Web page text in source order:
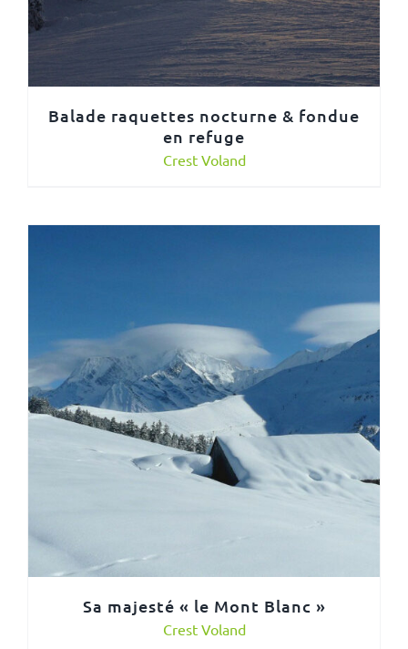
Balade raquettes nocturne & fondue
en refuge
Crest Voland
Sa majesté « le Mont Blanc »
Crest Voland